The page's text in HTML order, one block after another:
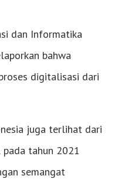
dan Informatika
bahwa
digitalisasi dari
juga terlihat dari
tahun 2021
semangat